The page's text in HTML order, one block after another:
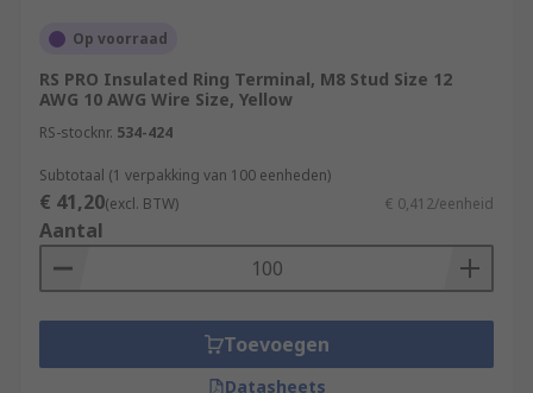
Op voorraad
RS PRO Insulated Ring Terminal, M8 Stud Size 12
AWG 10 AWG Wire Size, Yellow
RS-stocknr. 534-424
Subtotaal (1 verpakking van 100 eenheden)
€ 41,20(excl. BTW) € 0,412/eenheid
Aantal
Toevoegen
Datasheets